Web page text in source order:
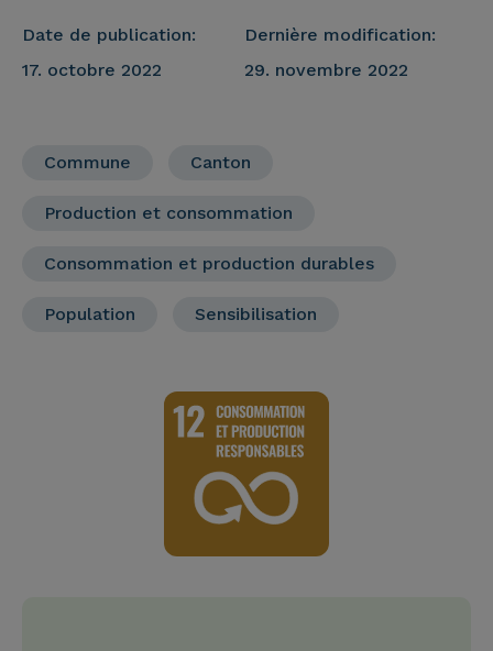
Date de publication:
17. octobre 2022
Dernière modification:
29. novembre 2022
Commune Canton
Production et consommation
Consommation et production durables
Population Sensibilisation